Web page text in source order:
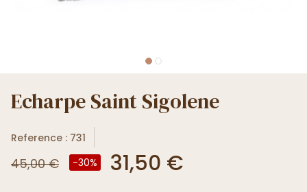
Echarpe Saint Sigolene
Reference : 731
45,00 € -30% 31,50 €